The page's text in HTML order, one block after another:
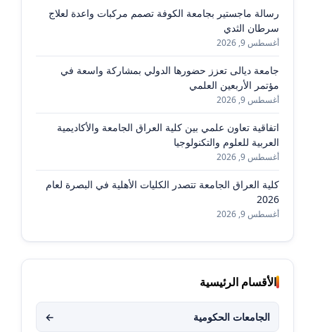
رسالة ماجستير بجامعة الكوفة تصمم مركبات واعدة لعلاج
سرطان الثدي
أغسطس 9, 2026
جامعة ديالى تعزز حضورها الدولي بمشاركة واسعة في
مؤتمر الأربعين العلمي
أغسطس 9, 2026
اتفاقية تعاون علمي بين كلية العراق الجامعة والأكاديمية
العربية للعلوم والتكنولوجيا
أغسطس 9, 2026
كلية العراق الجامعة تتصدر الكليات الأهلية في البصرة لعام
2026
أغسطس 9, 2026
الأقسام الرئيسية
الجامعات الحكومية ←